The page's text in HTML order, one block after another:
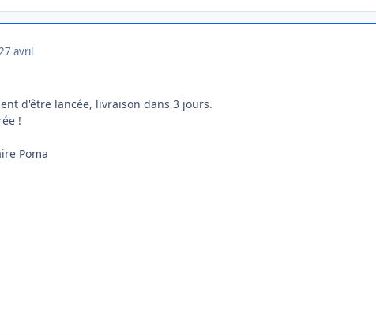
avril
d'être lancée, livraison dans 3 jours.
!
Poma